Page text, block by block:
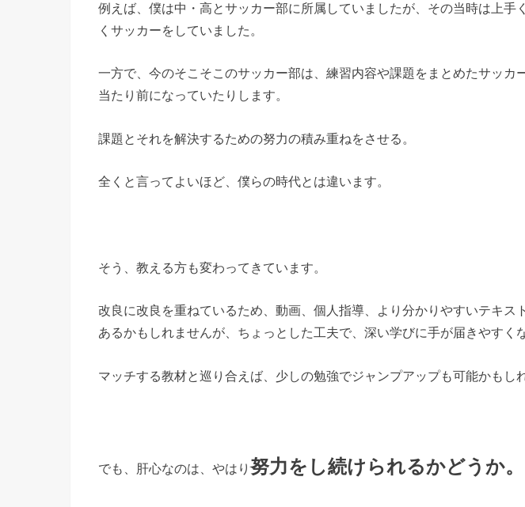
例えば、僕は中・高とサッカー部に所属していましたが、その当時は上手
くサッカーをしていました。
一方で、今のそこそこのサッカー部は、練習内容や課題をまとめたサッカ
当たり前になっていたりします。
課題とそれを解決するための努力の積み重ねをさせる。
全くと言ってよいほど、僕らの時代とは違います。
そう、教える方も変わってきています。
改良に改良を重ねているため、動画、個人指導、より分かりやすいテキス
あるかもしれませんが、ちょっとした工夫で、深い学びに手が届きやすく
マッチする教材と巡り合えば、少しの勉強でジャンプアップも可能かもし
でも、肝心なのは、やはり努力をし続けられるかどうか。